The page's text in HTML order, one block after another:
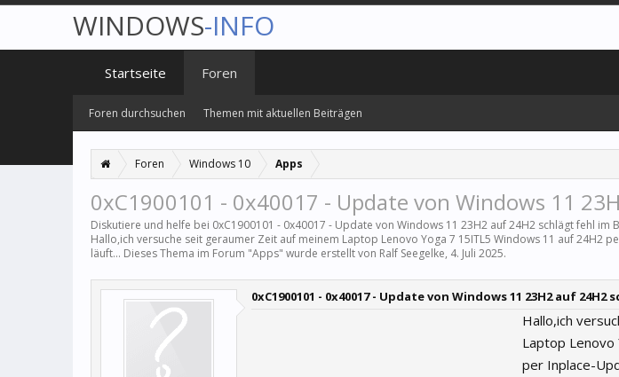
Foren Windows 10 Apps
0xC1900101 - 0x40017 - Update von Windows 11
Diskutiere und helfe bei 0xC1900101 - 0x40017 - Update von Windows 11 23H2 auf 24H2 schlägt fehl im
Hallo,ich versuche seit geraumer Zeit auf meinem Laptop Lenovo Yoga 7 15ITL5 Windows 11 auf 24H2
läuft... Dieses Thema im Forum "Apps" wurde erstellt von Ralf Seegelke, 4. Juli 2025.
0xC1900101 - 0x40017 - Update von Windows 11 23H2 auf 24H2
Hallo,ich
Laptop
per Inplace-
WINDOWS-INFO
Startseite Foren
Foren durchsuchen Themen mit aktuellen Beiträgen